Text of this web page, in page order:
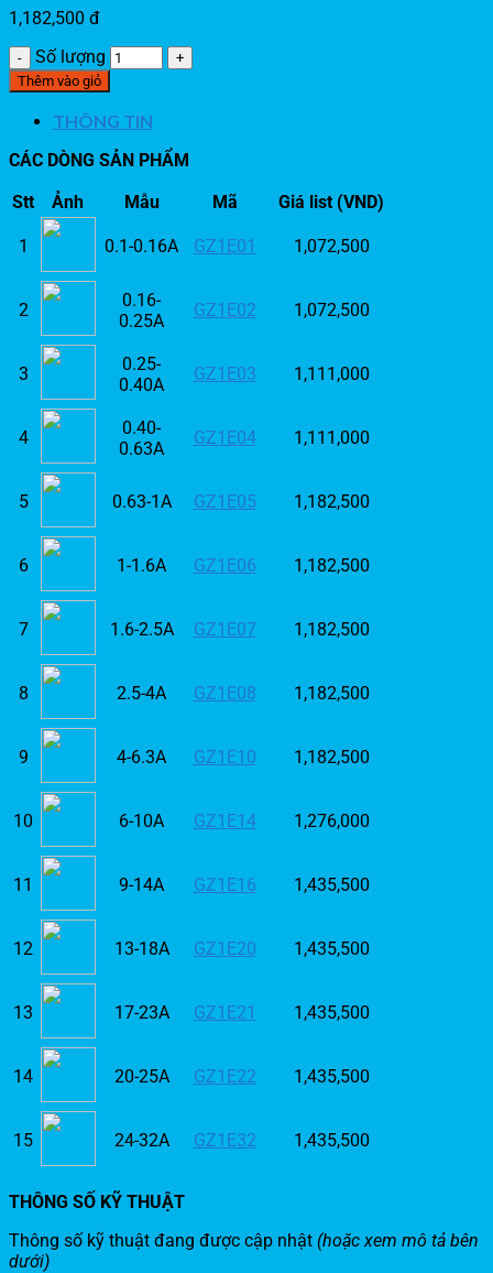
1,182,500 đ
Số lượng
Thêm vào giỏ
THÔNG TIN
CÁC DÒNG SẢN PHẨM
Stt
Ảnh Mẫu Mã Giá list (VND)
1 0.1-0.16A GZ1E01 1,072,500
2
0.16-
0.25A
GZ1E02 1,072,500
3
0.25-
0.40A
GZ1E03 1,111,000
4
0.40-
0.63A
GZ1E04 1,111,000
5 0.63-1A GZ1E05 1,182,500
6 1-1.6A GZ1E06 1,182,500
7 1.6-2.5A GZ1E07 1,182,500
8 2.5-4A GZ1E08 1,182,500
9 4-6.3A GZ1E10 1,182,500
10 6-10A GZ1E14 1,276,000
11 9-14A GZ1E16 1,435,500
12 13-18A GZ1E20 1,435,500
13 17-23A GZ1E21 1,435,500
14 20-25A GZ1E22 1,435,500
15 24-32A GZ1E32 1,435,500
THÔNG SỐ KỸ THUẬT
Thông số kỹ thuật đang được cập nhật (hoặc xem mô tả bên
dưới)